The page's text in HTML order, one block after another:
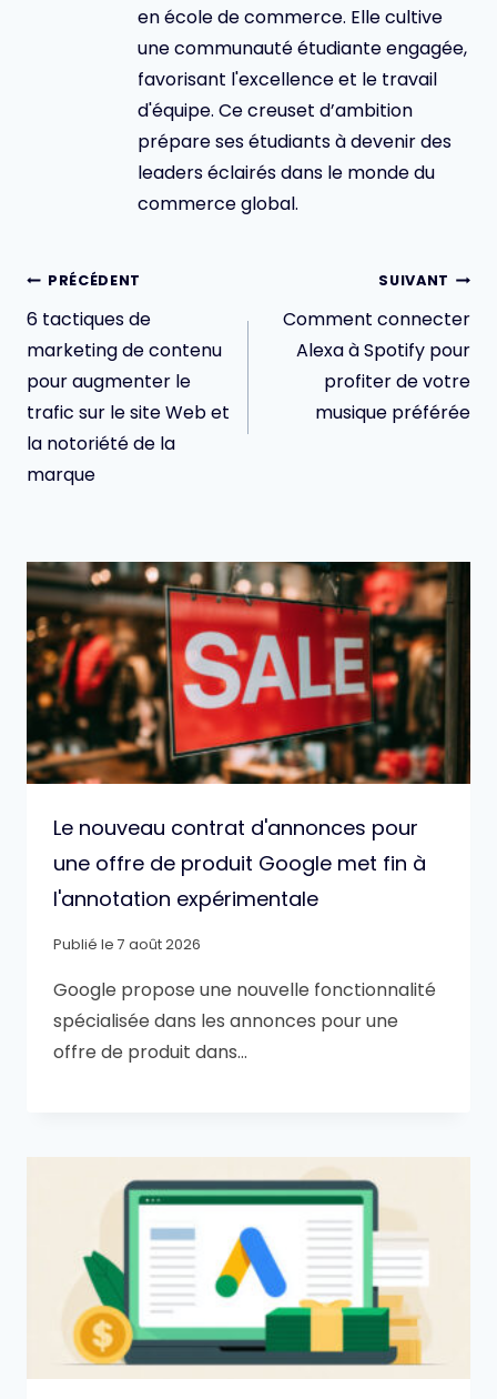
en école de commerce. Elle cultive
une communauté étudiante engagée,
favorisant l'excellence et le travail
d'équipe. Ce creuset d’ambition
prépare ses étudiants à devenir des
leaders éclairés dans le monde du
commerce global.
Navigation
de
l’article
PRÉCÉDENT
6 tactiques de
marketing de contenu
pour augmenter le
trafic sur le site Web et
la notoriété de la
marque
SUIVANT
Comment connecter
Alexa à Spotify pour
profiter de votre
musique préférée
Le nouveau contrat d'annonces pour
une offre de produit Google met fin à
l'annotation expérimentale
Publié le 7 août 2026
Google propose une nouvelle fonctionnalité
spécialisée dans les annonces pour une
offre de produit dans…